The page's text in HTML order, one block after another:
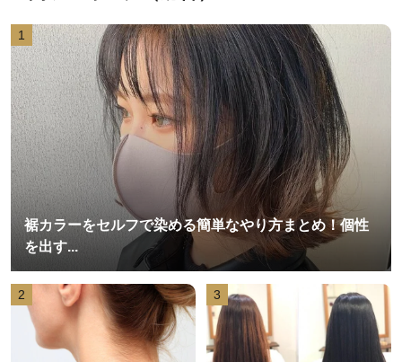
1
裾カラーをセルフで染める簡単なやり方まとめ！個性
を出す...
2 3